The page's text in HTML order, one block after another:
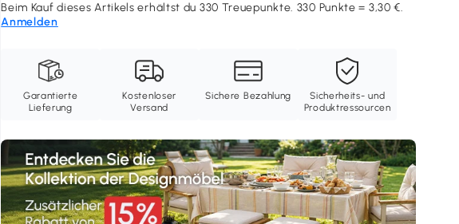
Beim Kauf dieses Artikels erhältst du 330 Treuepunkte. 330 Punkte = 3,30 €.
Anmelden
Garantierte
Lieferung
Kostenloser
Versand
Sichere Bezahlung
Sicherheits- und
Produktressourcen